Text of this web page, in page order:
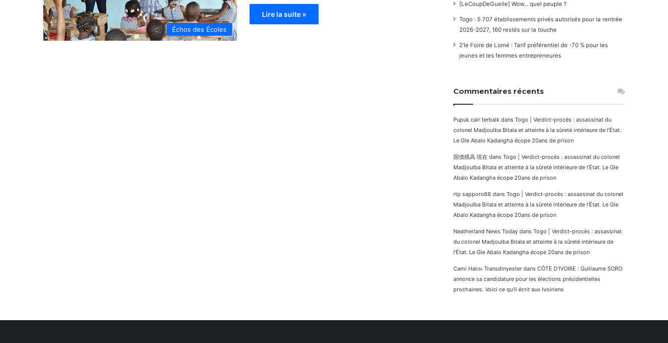
Échos des Écoles
Lire la suite »
[LeCoupDeGuelle] Wow… quel peuple ?
Togo : 5 707 établissements privés autorisés pour la rentrée
2026-2027, 160 restés sur la touche
21e Foire de Lomé : Tarif préférentiel de -70 % pour les
jeunes et les femmes entrepreneures
Commentaires récents
Pupuk cair terbaik dans Togo | Verdict-procès : assassinat du
colonel Madjoulba Bitala et atteinte à la sûreté intérieure de l’État.
Le Gle Abalo Kadangha écope 20ans de prison
国債残高 現在 dans Togo | Verdict-procès : assassinat du colonel
Madjoulba Bitala et atteinte à la sûreté intérieure de l’État. Le Gle
Abalo Kadangha écope 20ans de prison
rtp sapporo88 dans Togo | Verdict-procès : assassinat du colonel
Madjoulba Bitala et atteinte à la sûreté intérieure de l’État. Le Gle
Abalo Kadangha écope 20ans de prison
Neatherland News Today dans Togo | Verdict-procès : assassinat
du colonel Madjoulba Bitala et atteinte à la sûreté intérieure de
l’État. Le Gle Abalo Kadangha écope 20ans de prison
Cami Halısı Transdinyester dans CÔTE D’IVOIRE : Guillaume SORO
annonce sa candidature pour les élections présidentielles
prochaines. Voici ce qu’il écrit aux Ivoiriens